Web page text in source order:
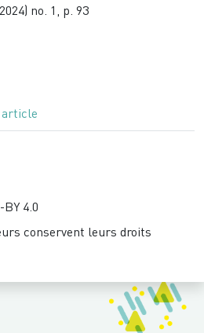
no. 1, p. 93
BY 4.0
conservent leurs droits